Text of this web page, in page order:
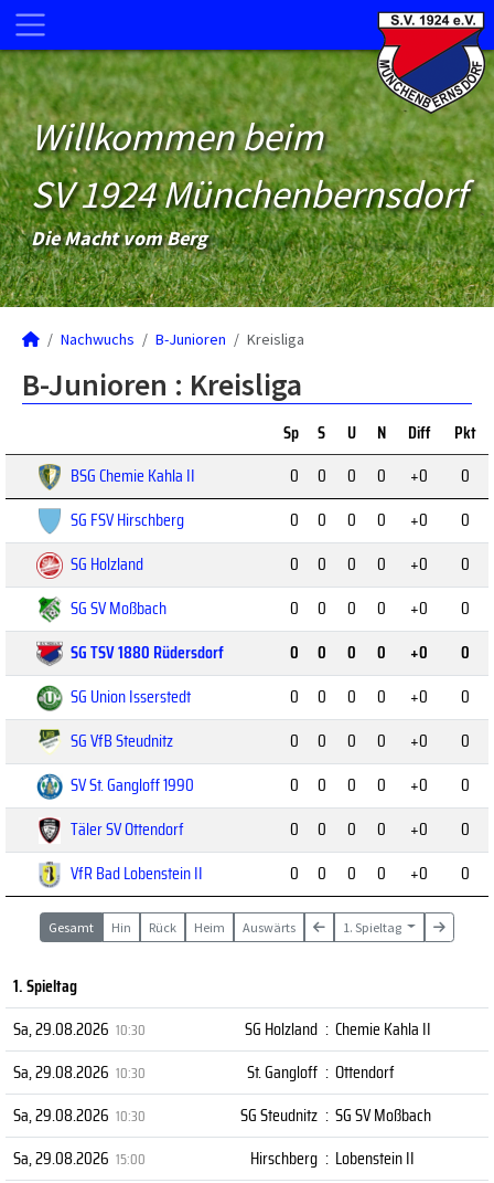
Willkommen beim
SV 1924 Münchenbernsdorf
Die Macht vom Berg
Nachwuchs B-Junioren Kreisliga
B-Junioren : Kreisliga
Sp S U N Diff
Pkt
BSG Chemie Kahla II
0 0 0 0 +0
0
SG FSV Hirschberg
0 0 0 0 +0
0
SG Holzland
0 0 0 0 +0
0
SG SV Moßbach
0 0 0 0 +0
0
SG TSV 1880 Rüdersdorf
0 0 0 0 +0
0
SG Union Isserstedt
0 0 0 0 +0
0
SG VfB Steudnitz
0 0 0 0 +0
0
SV St. Gangloff 1990
0 0 0 0 +0
0
Täler SV Ottendorf
0 0 0 0 +0
0
VfR Bad Lobenstein II
0 0 0 0 +0 0
Gesamt Hin Rück Heim Auswärts 1. Spieltag
1. Spieltag
Sa, 29.08.2026 10:30 SG Holzland : Chemie Kahla II
Sa, 29.08.2026 10:30 St. Gangloff : Ottendorf
Sa, 29.08.2026 10:30 SG Steudnitz : SG SV Moßbach
Sa, 29.08.2026 15:00 Hirschberg : Lobenstein II